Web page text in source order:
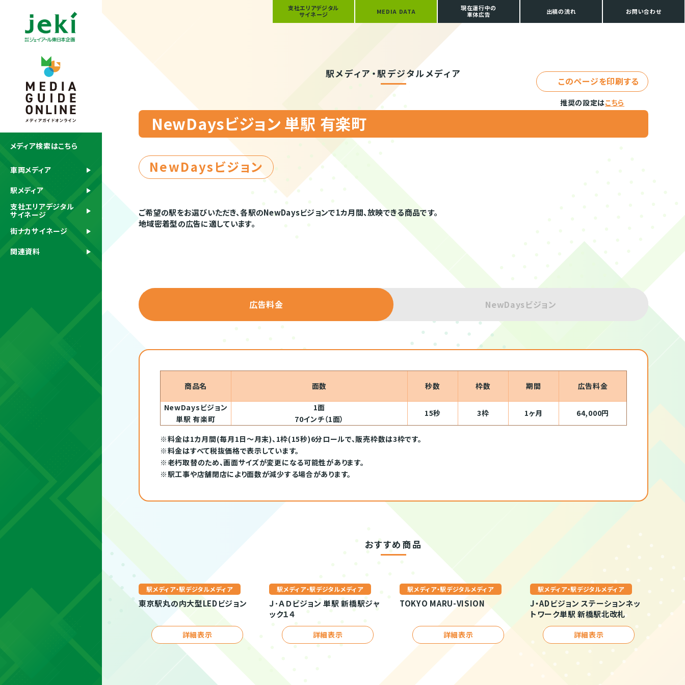
駅メディア・駅デジタルメディア
このページを印刷する
推奨の設定はこちら
NewDaysビジョン 単駅 有楽町
NewDaysビジョン
ご希望の駅をお選びいただき、各駅のNewDaysビジョンで1カ月間、放映できる商品です。
地域密着型の広告に適しています。
広告料金 NewDaysビジョン
商品名 面数 秒数 枠数 期間 広告料金
NewDaysビジョン
単駅 有楽町
1面
70インチ（1面）
15秒 3枠 1ヶ月 64,000円
※料金は1カ月間(毎月1日～月末)、1枠(15秒)6分ロールで、販売枠数は3枠です。
※料金はすべて税抜価格で表示しています。
※老朽取替のため、画面サイズが変更になる可能性があります。
※駅工事や店舗閉店により面数が減少する場合があります。
おすすめ商品
駅メディア・駅デジタルメディア
東京駅丸の内大型LEDビジョン
詳細表示
駅メディア・駅デジタルメディア
Ｊ･ＡＤビジョン 単駅 新橋駅ジャ
ック１４
詳細表示
駅メディア・駅デジタルメディア
TOKYO MARU-VISION
詳細表示
駅メディア・駅デジタルメディア
J・ADビジョン ステーションネッ
トワーク単駅 新橋駅北改札
詳細表示
支社エリアデジタル
サイネージ
MEDIA DATA
現在運行中の
車体広告
出稿の流れ お問い合わせ
メディア検索はこちら
車両メディア
駅メディア
支社エリアデジタル
サイネージ
街ナカサイネージ
関連資料